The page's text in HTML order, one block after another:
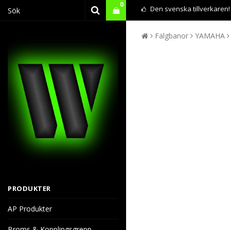
Den svenska tillverkaren!
0
PRODUKTER
AP Produkter
Fälgbanor YAMAHA